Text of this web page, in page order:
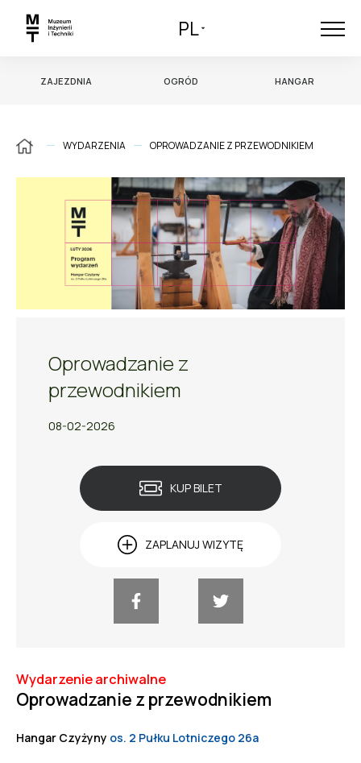
PL
ZAJEZDNIA OGRÓD HANGAR
WYDARZENIA OPROWADZANIE Z PRZEWODNIKIEM
Oprowadzanie z
przewodnikiem
08-02-2026
KUP BILET
ZAPLANUJ WIZYTĘ
Wydarzenie archiwalne
Oprowadzanie z przewodnikiem
Hangar Czyżyny os. 2 Pułku Lotniczego 26a